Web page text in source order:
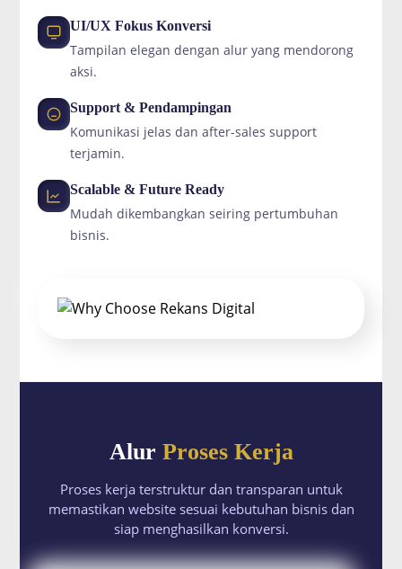
UI/UX Fokus Konversi
Tampilan elegan dengan alur yang mendorong
aksi.
Support & Pendampingan
Komunikasi jelas dan after-sales support
terjamin.
Scalable & Future Ready
Mudah dikembangkan seiring pertumbuhan
bisnis.
Alur Proses Kerja
Proses kerja terstruktur dan transparan untuk
memastikan website sesuai kebutuhan bisnis dan
siap menghasilkan konversi.